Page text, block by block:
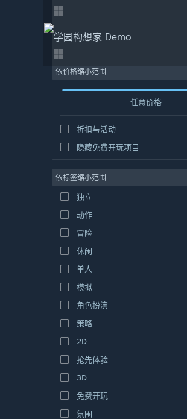
学园构想家 Demo
依价格缩小范围
任意价格
折扣与活动
隐藏免费开玩项目
依标签缩小范围
独立
动作
冒险
休闲
单人
模拟
角色扮演
策略
2D
抢先体验
3D
免费开玩
氛围